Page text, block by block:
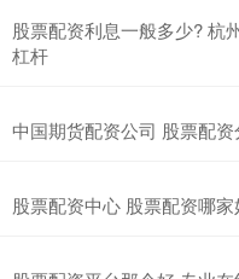
股票配资利息一般多少? 杭
杠杆
中国期货配资公司 股票配
股票配资中心 股票配资哪